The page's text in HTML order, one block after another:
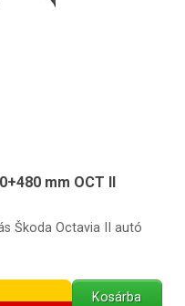
mm OCT II
Škoda Octavia II autó
Kosárba